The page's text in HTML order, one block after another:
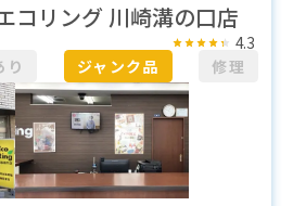
コリング 川崎溝の口店
り ジャンク品 修理
4.3